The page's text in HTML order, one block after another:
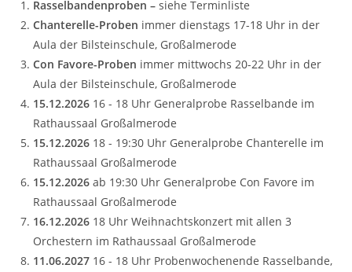
Rasselbandenproben –siehe Terminliste
Chanterelle-Proben immer dienstags 17-18 Uhr in der
Aula der Bilsteinschule, Großalmerode
Con Favore-Proben immer mittwochs 20-22 Uhr in der
Aula der Bilsteinschule, Großalmerode
15.12.2026 16 - 18 Uhr Generalprobe Rasselbande im
Rathaussaal Großalmerode
15.12.2026 18 - 19:30 Uhr Generalprobe Chanterelle im
Rathaussaal Großalmerode
15.12.2026ab 19:30 Uhr Generalprobe Con Favore im
Rathaussaal Großalmerode
16.12.2026 18 Uhr Weihnachtskonzert mit allen 3
Orchestern im Rathaussaal Großalmerode
11.06.2027 16 - 18 Uhr Probenwochenende Rasselbande,